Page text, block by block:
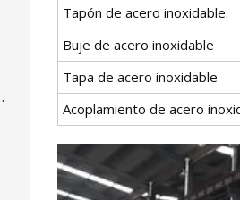
Tapón de acero inoxidable.
Buje de acero inoxidable
Tapa de acero inoxidable
Acoplamiento de acero